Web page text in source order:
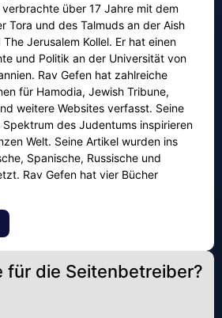
verbrachte über 17 Jahre mit dem
Tora und des Talmuds an der Aish
Jerusalem Kollel. Er hat einen
und Politik an der Universität von
Rav Gefen hat zahlreiche
für Hamodia, Jewish Tribune,
weitere Websites verfasst. Seine
des Judentums inspirieren
Welt. Seine Artikel wurden ins
Spanische, Russische und
Rav Gefen hat vier Bücher
für die Seitenbetreiber?